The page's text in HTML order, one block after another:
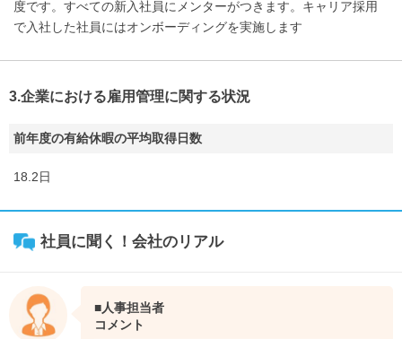
度です。すべての新入社員にメンターがつきます。キャリア採用
で入社した社員にはオンボーディングを実施します
3.企業における雇用管理に関する状況
前年度の有給休暇の平均取得日数
18.2日
社員に聞く！会社のリアル
■人事担当者
コメント